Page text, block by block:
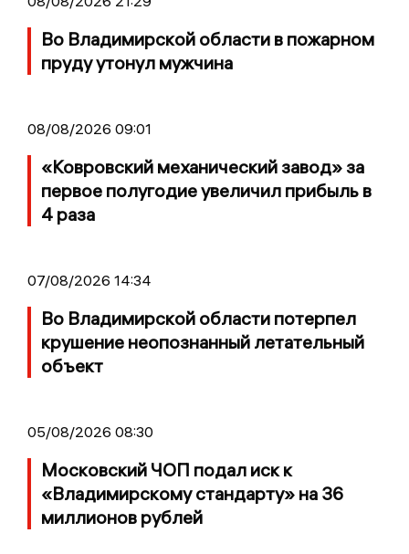
Во Владимирской области в пожарном
пруду утонул мужчина
08/08/2026 09:01
«Ковровский механический завод» за
первое полугодие увеличил прибыль в
4 раза
07/08/2026 14:34
Во Владимирской области потерпел
крушение неопознанный летательный
объект
05/08/2026 08:30
Московский ЧОП подал иск к
«Владимирскому стандарту» на 36
миллионов рублей